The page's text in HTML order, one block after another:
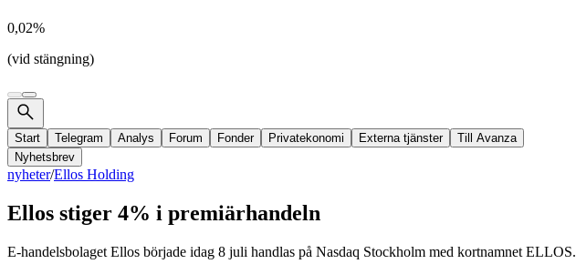
0,02%
(vid stängning)
Start Telegram Analys Forum Fonder Privatekonomi Externa tjänster
Till Avanza
Nyhetsbrev
nyheter/Ellos Holding
Ellos stiger 4% i premiärhandeln
E-handelsbolaget Ellos började idag 8 juli handlas på Nasdaq Stockholm med kortnamnet ELLOS.